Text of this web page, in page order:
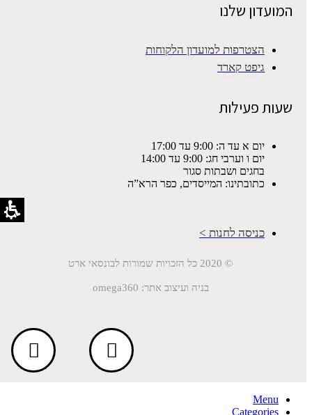
המועדון שלנו
הצטרפות למועדון הלקוחות
גיפט קארד
שעות פעילות
יום א עד ה: 9:00 עד 17:00
יום ו וערבי חג: 9:00 עד 14:00
בחגים ושבתות סגור
כתובתינו: המייסדים, כפר הרא”ה
כניסה לחנות >
© 2020 כל הזכויות שמורות לבונסאי ארט
בניה ועיצוב אתר: omega360
Menu
Categories